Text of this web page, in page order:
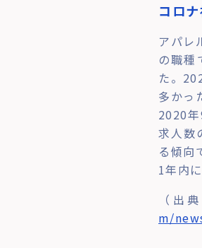
コロ
アパレ
の職種
た。
多かっ
2020
求人数
る傾向
1年内
（出
m/